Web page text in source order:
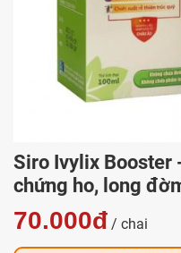
Siro Ivylix Booster
chứng ho, long
70.000đ / chai